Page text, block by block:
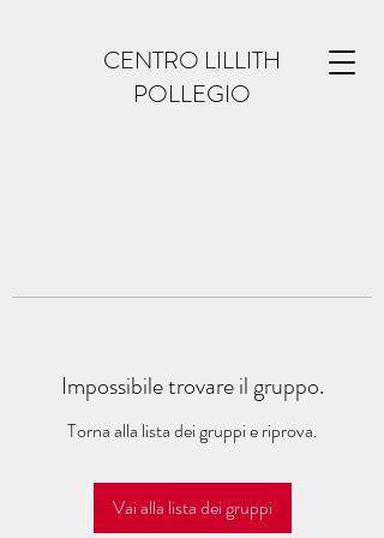
CENTRO LILLITH
POLLEGIO
Impossibile trovare il gruppo.
Torna alla lista dei gruppi e riprova.
Vai alla lista dei gruppi